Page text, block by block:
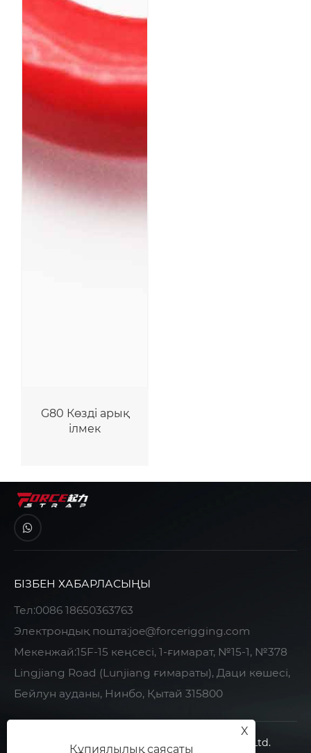
G80 Көзді арық
ілмек
БІЗБЕН ХАБАРЛАСЫҢЫ
Тел:0086 18650363763
Электрондық пошта:joe@forcerigging.com
Мекенжай:15F-15 кеңсесі, 1-ғимарат, №15-1, №378
Lingjiang Road (Lunjiang ғимараты), Даци көшесі,
Бейлун ауданы, Нинбо, Қытай 315800
Copyright © 2022 Ningbo Force Auto Parts Co., Ltd.
X
Құпиялылық саясаты